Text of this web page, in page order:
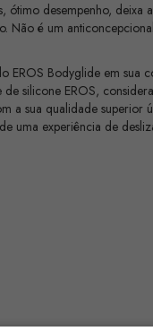
ótimo desempenho, deixa
é um
EROS Bodyglide em sua
silicone EROS,
a sua qualidade superior
uma experiência de